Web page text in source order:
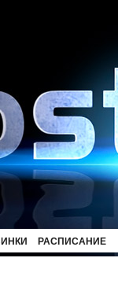
РАСПИСАНИЕ